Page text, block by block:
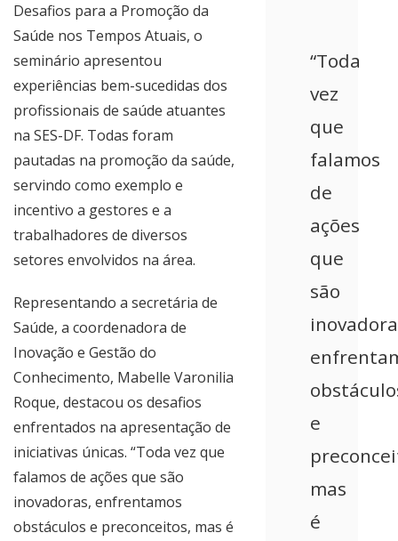
“Toda
vez
que
falamos
de
ações
que
são
e
mas
é
Desafios para a Promoção da
Saúde nos Tempos Atuais, o
seminário apresentou
experiências bem-sucedidas dos
profissionais de saúde atuantes
na SES-DF. Todas foram
pautadas na promoção da saúde,
servindo como exemplo e
incentivo a gestores e a
trabalhadores de diversos
setores envolvidos na área.
Representando a secretária de
Saúde, a coordenadora de
Inovação e Gestão do
Conhecimento, Mabelle Varonilia
Roque, destacou os desafios
enfrentados na apresentação de
iniciativas únicas. “Toda vez que
falamos de ações que são
inovadoras, enfrentamos
obstáculos e preconceitos, mas é